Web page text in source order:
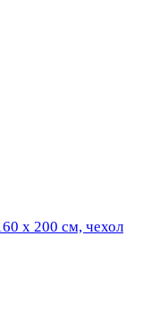
х 200 см, чехол